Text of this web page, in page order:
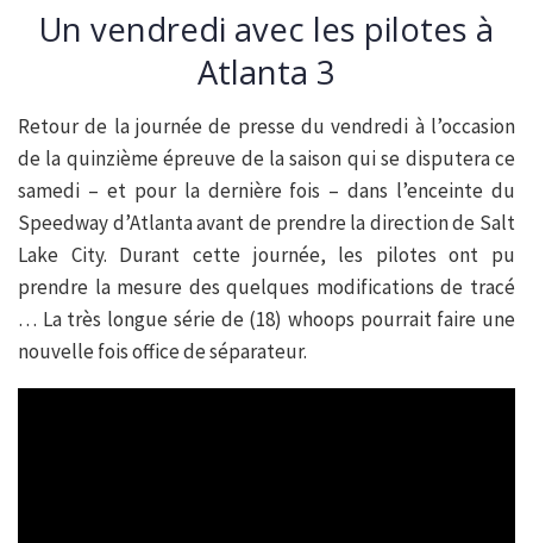
Un vendredi avec les pilotes à
Atlanta 3
Retour de la journée de presse du vendredi à l’occasion
de la quinzième épreuve de la saison qui se disputera ce
samedi – et pour la dernière fois – dans l’enceinte du
Speedway d’Atlanta avant de prendre la direction de Salt
Lake City. Durant cette journée, les pilotes ont pu
prendre la mesure des quelques modifications de tracé
… La très longue série de (18) whoops pourrait faire une
nouvelle fois office de séparateur.